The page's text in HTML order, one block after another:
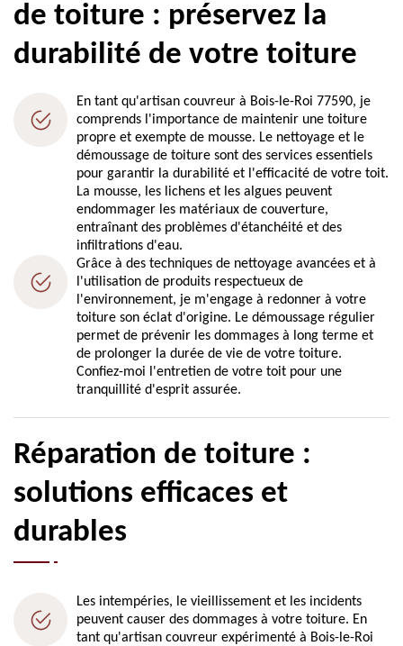
de toiture : préservez la
durabilité de votre toiture
En tant qu'artisan couvreur à Bois-le-Roi 77590, je
comprends l'importance de maintenir une toiture
propre et exempte de mousse. Le nettoyage et le
démoussage de toiture sont des services essentiels
pour garantir la durabilité et l'efficacité de votre toit.
La mousse, les lichens et les algues peuvent
endommager les matériaux de couverture,
entraînant des problèmes d'étanchéité et des
infiltrations d'eau.
Grâce à des techniques de nettoyage avancées et à
l'utilisation de produits respectueux de
l'environnement, je m'engage à redonner à votre
toiture son éclat d'origine. Le démoussage régulier
permet de prévenir les dommages à long terme et
de prolonger la durée de vie de votre toiture.
Confiez-moi l'entretien de votre toit pour une
tranquillité d'esprit assurée.
Réparation de toiture :
solutions efficaces et
durables
Les intempéries, le vieillissement et les incidents
peuvent causer des dommages à votre toiture. En
tant qu'artisan couvreur expérimenté à Bois-le-Roi